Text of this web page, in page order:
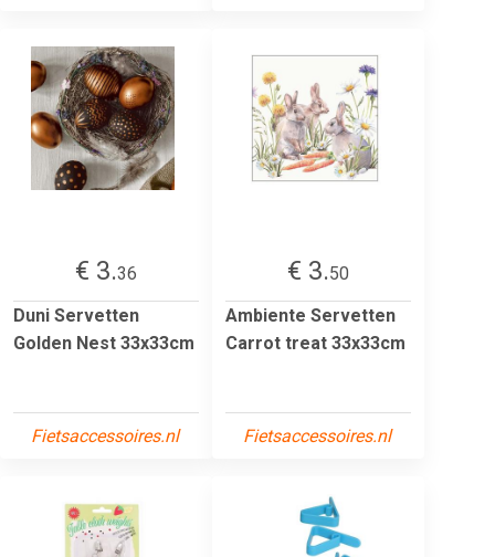
€ 3.36
Duni Servetten
Golden Nest 33x33cm
Fietsaccessoires.nl
€ 3.50
Ambiente Servetten
Carrot treat 33x33cm
Fietsaccessoires.nl